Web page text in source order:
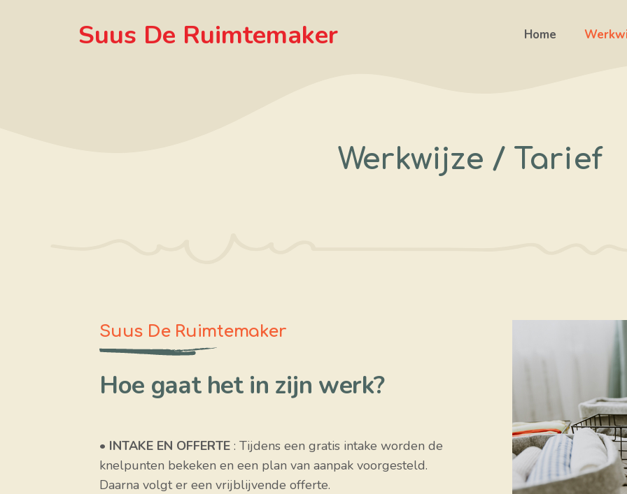
Suus De Ruimtemaker Home
Werkwijze / Tarief
Suus De Ruimtemaker
Hoe gaat het in zijn werk?
• INTAKE EN OFFERTE : Tijdens een gratis intake worden de
knelpunten bekeken en een plan van aanpak voorgesteld.
Daarna volgt er een vrijblijvende offerte.